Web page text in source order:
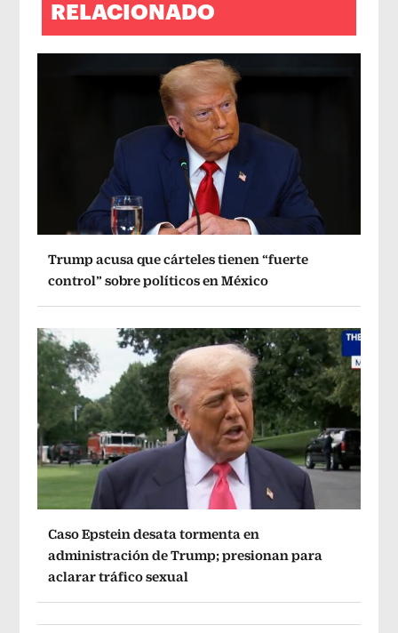
RELACIONADO
Trump acusa que cárteles tienen “fuerte
control” sobre políticos en México
Caso Epstein desata tormenta en
administración de Trump; presionan para
aclarar tráfico sexual